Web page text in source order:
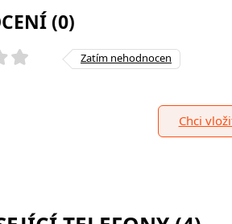
(0)
Zatím nehodnocen
Chci